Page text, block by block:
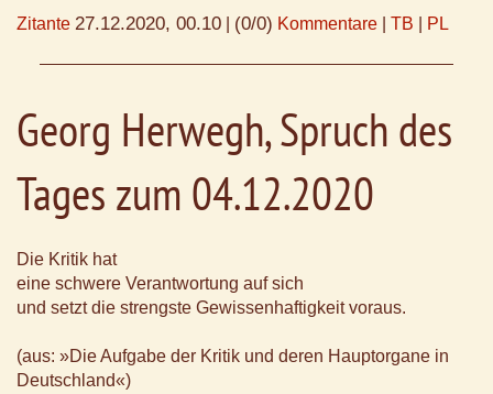
Zitante 27.12.2020, 00.10 (0/0) Kommentare TB PL
Georg Herwegh, Spruch des
Tages zum 04.12.2020
Die Kritik hat
eine schwere Verantwortung auf sich
und setzt die strengste Gewissenhaftigkeit voraus.
(aus: »Die Aufgabe der Kritik und deren Hauptorgane in
Deutschland«)